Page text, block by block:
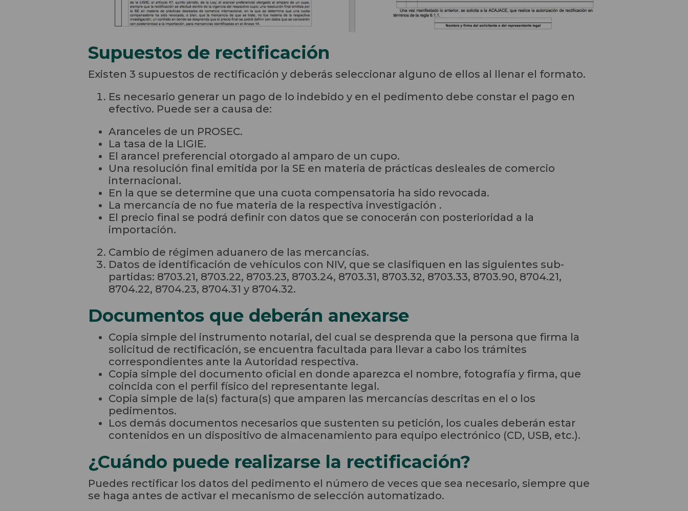
Supuestos de rectificación
Existen 3 supuestos de rectificación y deberás seleccionar alguno de ellos al llenar el formato.
Es necesario generar un pago de lo indebido y en el pedimento debe constar el pago en
efectivo. Puede ser a causa de:
Aranceles de un PROSEC.
La tasa de la LIGIE.
El arancel preferencial otorgado al amparo de un cupo.
Una resolución final emitida por la SE en materia de prácticas desleales de comercio
internacional.
En la que se determine que una cuota compensatoria ha sido revocada.
La mercancía de no fue materia de la respectiva investigación .
El precio final se podrá definir con datos que se conocerán con posterioridad a la
importación.
Cambio de régimen aduanero de las mercancías.
Datos de identificación de vehículos con NIV, que se clasifiquen en las siguientes sub-
partidas: 8703.21, 8703.22, 8703.23, 8703.24, 8703.31, 8703.32, 8703.33, 8703.90, 8704.21,
8704.22, 8704.23, 8704.31 y 8704.32.
Documentos que deberán anexarse
Copia simple del instrumento notarial, del cual se desprenda que la persona que firma la
solicitud de rectificación, se encuentra facultada para llevar a cabo los trámites
correspondientes ante la Autoridad respectiva.
Copia simple del documento oficial en donde aparezca el nombre, fotografía y firma, que
coincida con el perfil físico del representante legal.
Copia simple de la(s) factura(s) que amparen las mercancías descritas en el o los
pedimentos.
Los demás documentos necesarios que sustenten su petición, los cuales deberán estar
contenidos en un dispositivo de almacenamiento para equipo electrónico (CD, USB, etc.).
¿Cuándo puede realizarse la rectificación?
Puedes rectificar los datos del pedimento el número de veces que sea necesario, siempre que
se haga antes de activar el mecanismo de selección automatizado.